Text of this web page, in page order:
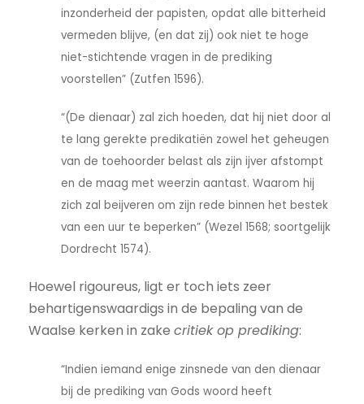
inzonderheid der papisten, opdat alle bitterheid
vermeden blijve, (en dat zij) ook niet te hoge
niet-stichtende vragen in de prediking
voorstellen” (Zutfen 1596).
“(De dienaar) zal zich hoeden, dat hij niet door al
te lang gerekte predikatiën zowel het geheugen
van de toehoorder belast als zijn ijver afstompt
en de maag met weerzin aantast. Waarom hij
zich zal beijveren om zijn rede binnen het bestek
van een uur te beperken” (Wezel 1568; soortgelijk
Dordrecht 1574).
Hoewel rigoureus, ligt er toch iets zeer
behartigenswaardigs in de bepaling van de
Waalse kerken in zake critiek op prediking:
“Indien iemand enige zinsnede van den dienaar
bij de prediking van Gods woord heeft